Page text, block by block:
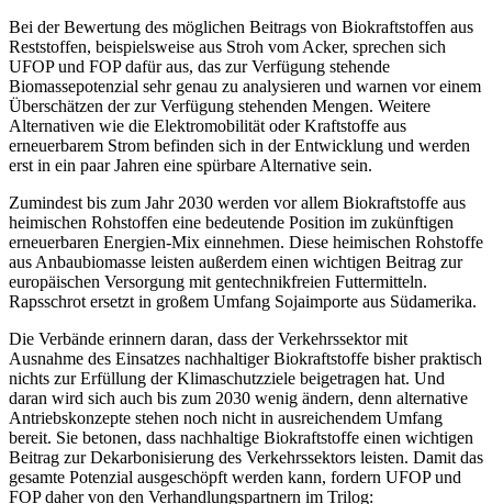
Bei der Bewertung des möglichen Beitrags von Biokraftstoffen aus
Reststoffen, beispielsweise aus Stroh vom Acker, sprechen sich
UFOP und FOP dafür aus, das zur Verfügung stehende
Biomassepotenzial sehr genau zu analysieren und warnen vor einem
Überschätzen der zur Verfügung stehenden Mengen. Weitere
Alternativen wie die Elektromobilität oder Kraftstoffe aus
erneuerbarem Strom befinden sich in der Entwicklung und werden
erst in ein paar Jahren eine spürbare Alternative sein.
Zumindest bis zum Jahr 2030 werden vor allem Biokraftstoffe aus
heimischen Rohstoffen eine bedeutende Position im zukünftigen
erneuerbaren Energien-Mix einnehmen. Diese heimischen Rohstoffe
aus Anbaubiomasse leisten außerdem einen wichtigen Beitrag zur
europäischen Versorgung mit gentechnikfreien Futtermitteln.
Rapsschrot ersetzt in großem Umfang Sojaimporte aus Südamerika.
Die Verbände erinnern daran, dass der Verkehrssektor mit
Ausnahme des Einsatzes nachhaltiger Biokraftstoffe bisher praktisch
nichts zur Erfüllung der Klimaschutzziele beigetragen hat. Und
daran wird sich auch bis zum 2030 wenig ändern, denn alternative
Antriebskonzepte stehen noch nicht in ausreichendem Umfang
bereit. Sie betonen, dass nachhaltige Biokraftstoffe einen wichtigen
Beitrag zur Dekarbonisierung des Verkehrssektors leisten. Damit das
gesamte Potenzial ausgeschöpft werden kann, fordern UFOP und
FOP daher von den Verhandlungspartnern im Trilog: